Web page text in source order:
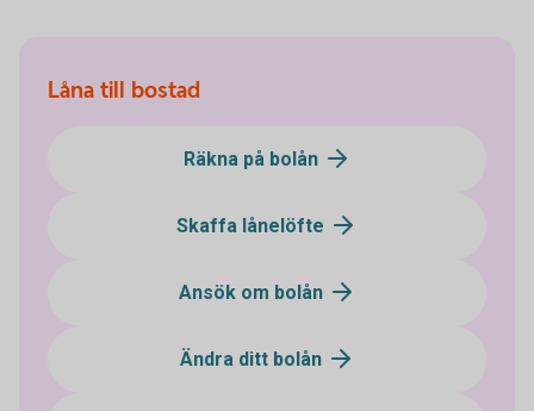
Låna till bostad
Räkna på bolån
Skaffa lånelöfte
Ansök om bolån
Ändra ditt bolån